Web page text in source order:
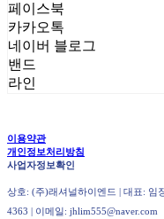
페이스북
카카오톡
네이버 블로그
밴드
라인
이용약관
개인정보처리방침
사업자정보확인
상호: (주)래셔널하이엔드 | 대표: 임
4363 | 이메일: jhlim555@naver.com